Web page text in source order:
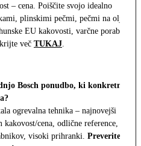
– cena. Poiščite svojo idealno
plinskimi pečmi, pečmi na olje
EU kakovosti, varčne porabe
več TUKAJ.
Bosch ponudbo, ki konkretno
ogrevalna tehnika – najnovejši
cena, odlične reference,
visoki prihranki. Preverite